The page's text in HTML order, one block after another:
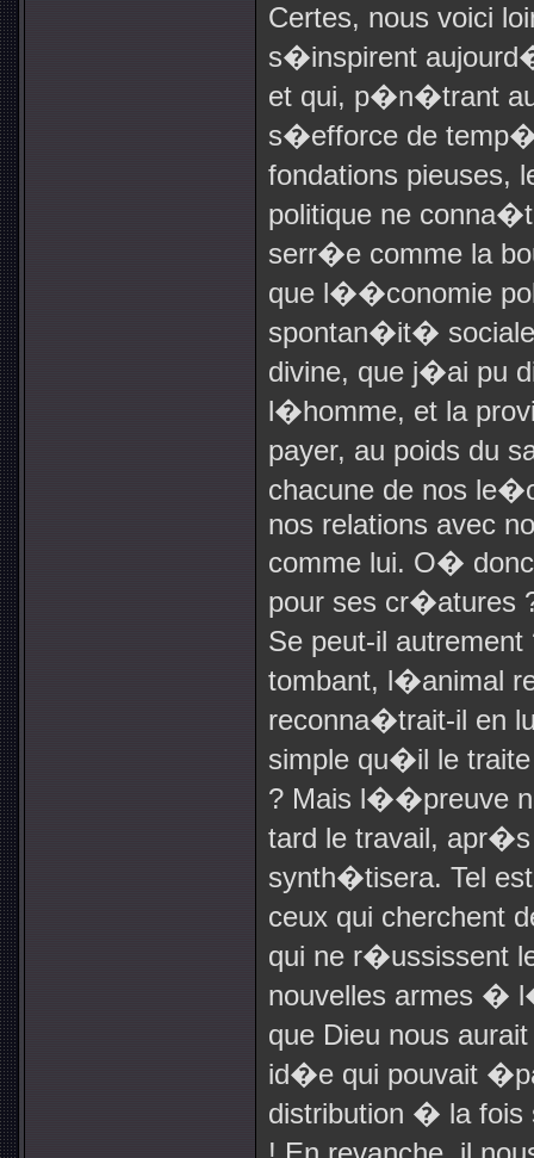
Certes, nous voici
s�inspirent
et qui, p�n�trant
s�efforce de
fondations pieuses,
politique ne
serr�e comme la
que l��conomie
spontan�it�
divine, que j�ai pu
l�homme, et la
payer, au poids du
chacune de nos
nos relations avec
comme lui. O�
pour ses cr�atures
Se peut-il
tombant, l�animal
reconna�trait-il en
simple qu�il le
? Mais l��preuve
tard le travail,
synth�tisera. Tel
ceux qui cherchent
qui ne r�ussissent
nouvelles armes
que Dieu nous
id�e qui pouvait
distribution � la